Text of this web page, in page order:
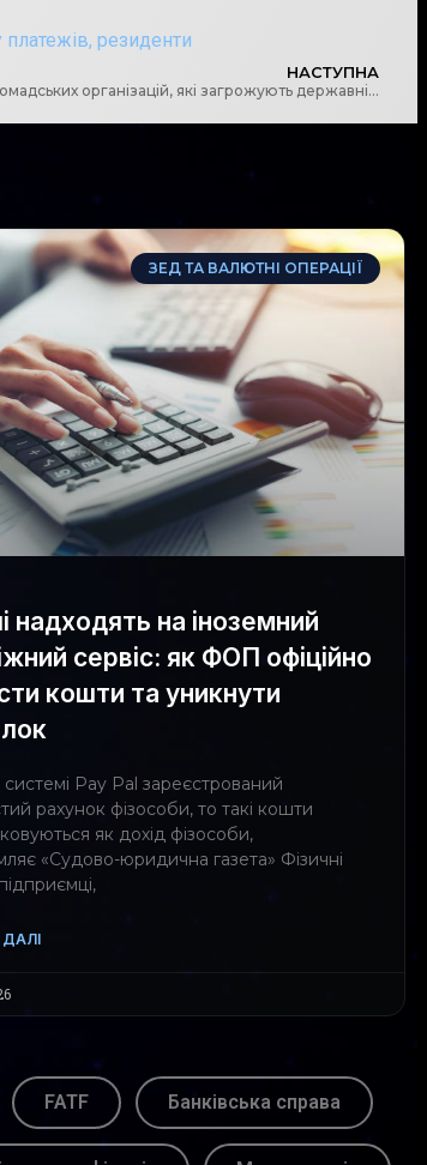
, резиденти
НАСТУПНА
СБУ опублікувала перелік російських партій та громадських організацій, які загрожують державній безпеці України
ЗЕД ТА ВАЛЮТНІ ОПЕРАЦІЇ
надходять на іноземний
сервіс: як ФОП офіційно
кошти та уникнути
Pay Pal зареєстрований
рахунок фізособи, то такі кошти
як дохід фізособи,
«Судово-юридична газета» Фізичні
FATF Банківська справа